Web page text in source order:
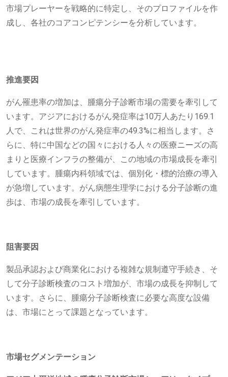
市場プレーヤーを戦略的に特定し、そのプロファイルを作
成し、各社のコアコンピテンシーを分析しています。
推進要因
がん罹患率の増加は、腫瘍分子診断市場の需要を牽引して
います。アジアにおけるがん発症率は10万人あたり169.1
人で、これは世界のがん発症率の49.3%に相当します。さ
らに、特に中国などの国々における人々の医療ニーズの高
まりと医療インフラの整備が、この地域の市場成長を牽引
しています。腫瘍内科領域では、個別化・標的治療の導入
が急増しています。がん病態生理学における分子診断の進
歩は、市場の成長を牽引しています。
阻害要因
製品承認および商業化における複雑な規制遵守手続き、そ
して分子診断検査のコスト増加が、市場の成長を抑制して
います。さらに、腫瘍分子診断検査に必要な高度な設備
は、市場にとって課題となっています。
市場セグメンテーション